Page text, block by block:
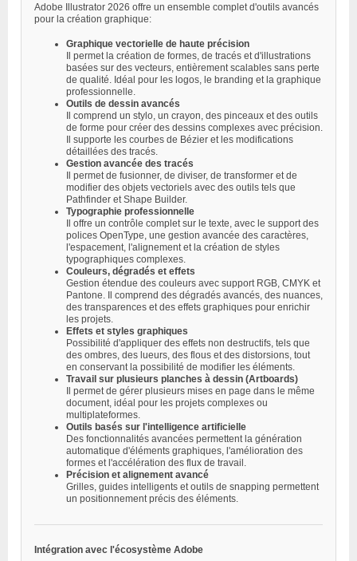
Adobe Illustrator 2026 offre un ensemble complet d'outils avancés
pour la création graphique:
Graphique vectorielle de haute précision
Il permet la création de formes, de tracés et d'illustrations
basées sur des vecteurs, entièrement scalables sans perte
de qualité. Idéal pour les logos, le branding et la graphique
professionnelle.
Outils de dessin avancés
Il comprend un stylo, un crayon, des pinceaux et des outils
de forme pour créer des dessins complexes avec précision.
Il supporte les courbes de Bézier et les modifications
détaillées des tracés.
Gestion avancée des tracés
Il permet de fusionner, de diviser, de transformer et de
modifier des objets vectoriels avec des outils tels que
Pathfinder et Shape Builder.
Typographie professionnelle
Il offre un contrôle complet sur le texte, avec le support des
polices OpenType, une gestion avancée des caractères,
l'espacement, l'alignement et la création de styles
typographiques complexes.
Couleurs, dégradés et effets
Gestion étendue des couleurs avec support RGB, CMYK et
Pantone. Il comprend des dégradés avancés, des nuances,
des transparences et des effets graphiques pour enrichir
les projets.
Effets et styles graphiques
Possibilité d'appliquer des effets non destructifs, tels que
des ombres, des lueurs, des flous et des distorsions, tout
en conservant la possibilité de modifier les éléments.
Travail sur plusieurs planches à dessin (Artboards)
Il permet de gérer plusieurs mises en page dans le même
document, idéal pour les projets complexes ou
multiplateformes.
Outils basés sur l'intelligence artificielle
Des fonctionnalités avancées permettent la génération
automatique d'éléments graphiques, l'amélioration des
formes et l'accélération des flux de travail.
Précision et alignement avancé
Grilles, guides intelligents et outils de snapping permettent
un positionnement précis des éléments.
Intégration avec l'écosystème Adobe